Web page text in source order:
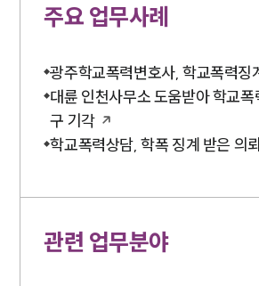
주요 업무사례
광주학교폭력변호사, 학교폭력징
대륜 인천사무소 도움받아 학교
구 기각
학교폭력상담, 학폭 징계 받은 의
관련 업무분야